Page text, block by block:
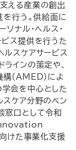
える産業の創出
行う。供給面に
ソナル・ヘルス・
ビス提供を行うた
ルスケアサービス
インの策定や、
（ AMED）によ
会を中心とした
スケア分野のベン
窓口として令和
向けた事業化支援